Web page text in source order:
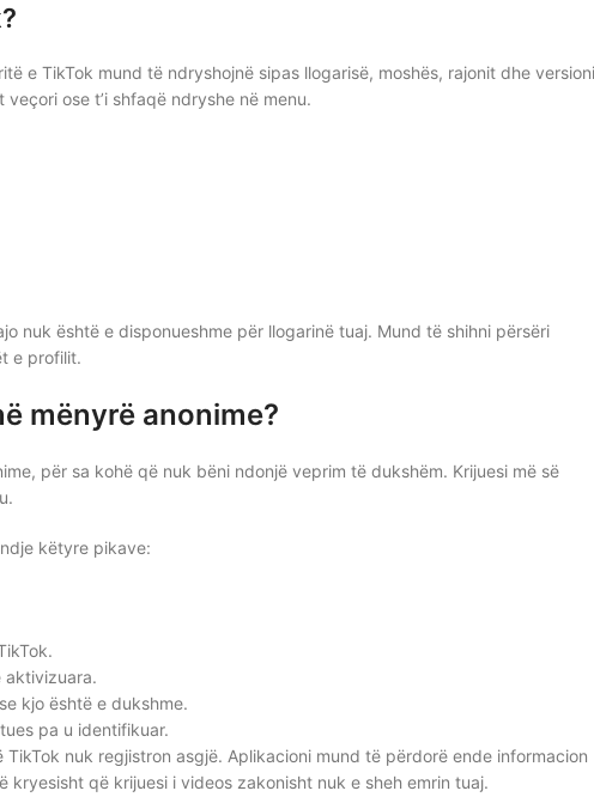
e TikTok mund të ndryshojnë sipas llogarisë, moshës, rajonit dhe
ose t’i shfaqë ndryshe në menu.
nuk është e disponueshme për llogarinë tuaj. Mund të shihni përsëri
e profilit.
mënyrë anonime?
për sa kohë që nuk bëni ndonjë veprim të dukshëm. Krijuesi më së
këtyre pikave:
aktivizuara.
kjo është e dukshme.
pa u identifikuar.
nuk regjistron asgjë. Aplikacioni mund të përdorë ende informacion
që krijuesi i videos zakonisht nuk e sheh emrin tuaj.